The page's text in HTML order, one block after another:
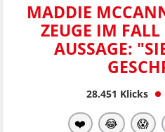
MADDIE
ZEUGE IM
AUSSAGE:
28.451 Klicks
❤️ 😂 😱